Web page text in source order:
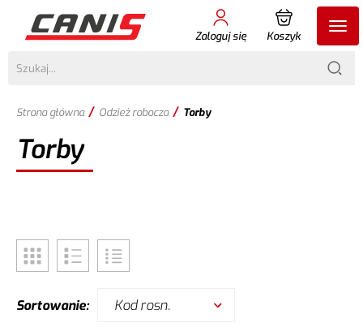
Zaloguj się Koszyk
Strona główna / Odzież robocza / Torby
Torby
Sortowanie: Kod rosn.